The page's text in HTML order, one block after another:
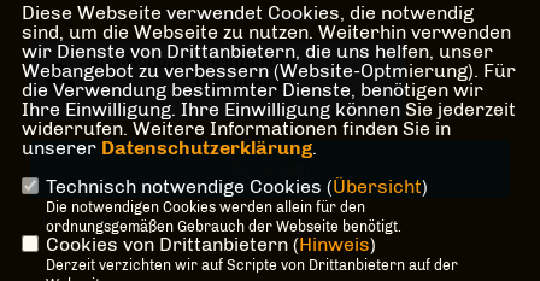
der nachfolgenden Datenschutzerklärung.*
Anti-Roboter-Verifizierung
Hier klicken
Friendly Captcha ⇗
* Pflichtfeld!
Diese Webseite verwendet Cookies, die notwendig
sind, um die Webseite zu nutzen. Weiterhin verwenden
wir Dienste von Drittanbietern, die uns helfen, unser
Webangebot zu verbessern (Website-Optmierung). Für
die Verwendung bestimmter Dienste, benötigen wir
Ihre Einwilligung. Ihre Einwilligung können Sie jederzeit
widerrufen. Weitere Informationen finden Sie in
unserer Datenschutzerklärung.
Technisch notwendige Cookies (Übersicht)
Die notwendigen Cookies werden allein für den
ordnungsgemäßen Gebrauch der Webseite benötigt.
Cookies von Drittanbietern (Hinweis)
Derzeit verzichten wir auf Scripte von Drittanbietern auf der